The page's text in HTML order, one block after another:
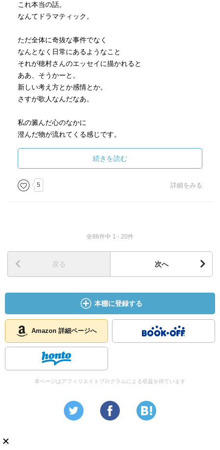
これ本当の話。
なんてドラマティック。
ただ全体に奇抜な事件でなく
なんとなく日常にあるようなこと
それが穂村さんのエッセイに描かれると
ああ、そうかーと。
新しい考え方とか感情とか。
さすが歌人なんだなあ。
私の澱んだ心のなかに
澄んだ物が流れてくる感じです。
角丸になっているのはなんでかな。
調べたら私の手帳もそうでした。
この本が手帳だから？
終わりごろに猫を飼い始めたので
読者に猫ファンが増えるかもしれません。
逆に離れる人もいるかも。
続きを読む
5 詳細をみる
全86件中 1 - 20件
戻る 次へ
本棚に登録する
Amazon 詳細ページへ
本ページはアフィリエイトプログラムによる収益を得ています